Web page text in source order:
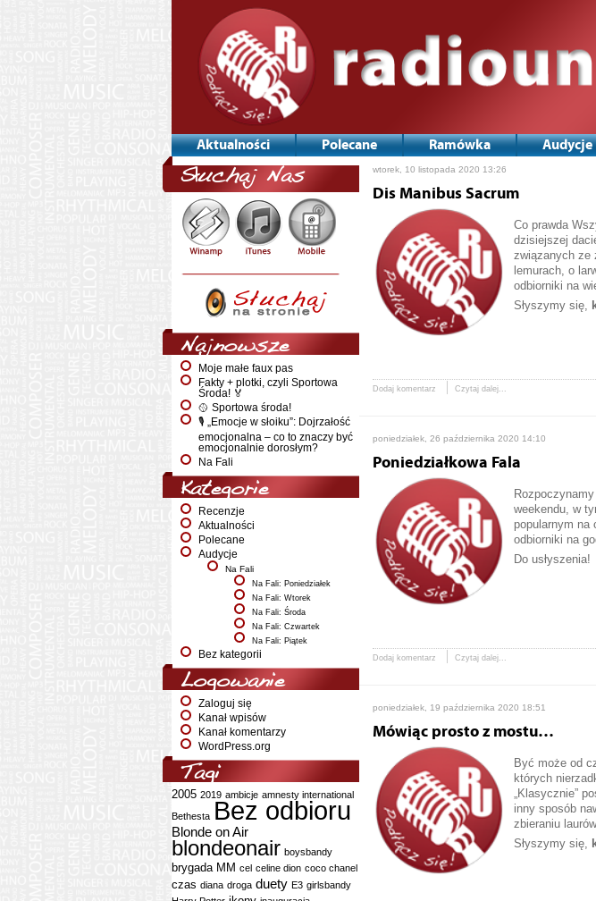
Aktualności Polecane Ramówka Audycje
Słuchaj Nas
Najnowsze
Moje małe faux pas
Fakty + plotki, czyli Sportowa
Środa! 🏅
🥎 Sportowa środa!
🎙️ „Emocje w słoiku”: Dojrzałość
emocjonalna – co to znaczy być
emocjonalnie dorosłym?
Na Fali
Kategorie
Recenzje
Aktualności
Polecane
Audycje
Na Fali
Na Fali: Poniedziałek
Na Fali: Wtorek
Na Fali: Środa
Na Fali: Czwartek
Na Fali: Piątek
Bez kategorii
Logowanie
Zaloguj się
Kanał wpisów
Kanał komentarzy
WordPress.org
Tagi
2005 2019 ambicje amnesty international
Bethesta Bez odbioru
Blonde on Air
blondeonair boysbandy
brygada MM cel celine dion coco chanel
czas diana droga duety E3 girlsbandy
wtorek, 10 listopada 2020 13:26
Dis Manibus Sacrum
Co prawda
dzisiejszej
związanych ze
lemurach, o
odbiorniki na
Słyszymy się,
Dodaj komentarz Czytaj dalej...
poniedziałek, 26 października 2020 14:10
Poniedziałkowa Fala
weekendu, w
popularnym na
odbiorniki na
Do usłyszenia!
Dodaj komentarz Czytaj dalej...
poniedziałek, 19 października 2020 18:51
Mówiąc prosto z mostu…
Być może od
których
„Klasycznie”
inny sposób
zbieraniu
Słyszymy się,